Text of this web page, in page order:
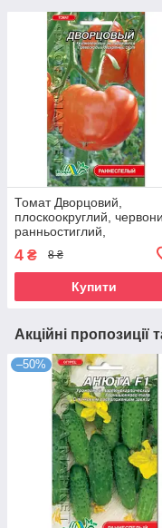
Томат Дворцовий,
плоскоокруглий,
ранньостиглий,
універсальний, насіння
0.1г
4 ₴ 8 ₴
Купити
Акційні пропозиції
–50%